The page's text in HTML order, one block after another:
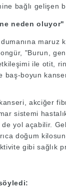
bağlı gelişen
neden oluyor"
maruz
"Burun,
ile otit,
boyun
akciğer
sistemi
yol açabilir.
doğum
gibi sağlık